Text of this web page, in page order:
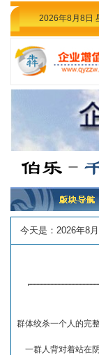
2026年8月8日
今天是： 2026年8
群体绞杀一个人的完
一群人背对着站在